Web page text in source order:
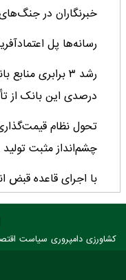
خبرنگاران در
رسانه‌ها پل
درصدی این بانک از
تحول نظام
چشم‌انداز مثبت تولید
با اجرای قاعده قبض انبار ۳.۵ میلیون تن کالا وارد
کشورهای پیشروکشاورزی دامپروری سیاست